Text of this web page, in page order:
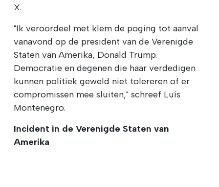
X.
"Ik veroordeel met klem de poging tot aanval
vanavond op de president van de Verenigde
Staten van Amerika, Donald Trump.
Democratie en degenen die haar verdedigen
kunnen politiek geweld niet tolereren of er
compromissen mee sluiten," schreef Luís
Montenegro.
Incident in de Verenigde Staten van
Amerika